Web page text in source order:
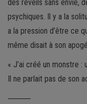
des réveils sans envie,
psychiques. Il y a la
a la pression d’être ce
même disait à son
« J’ai créé un monstre :
Il ne parlait pas de son
⸻